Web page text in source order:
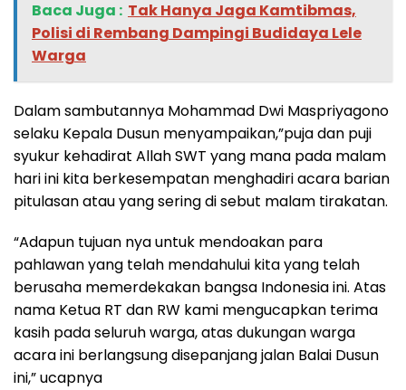
Baca Juga : Tak Hanya Jaga Kamtibmas,
Polisi di Rembang Dampingi Budidaya Lele
Warga
Dalam sambutannya Mohammad Dwi Maspriyagono
selaku Kepala Dusun menyampaikan,”puja dan puji
syukur kehadirat Allah SWT yang mana pada malam
hari ini kita berkesempatan menghadiri acara barian
pitulasan atau yang sering di sebut malam tirakatan.
“Adapun tujuan nya untuk mendoakan para
pahlawan yang telah mendahului kita yang telah
berusaha memerdekakan bangsa Indonesia ini. Atas
nama Ketua RT dan RW kami mengucapkan terima
kasih pada seluruh warga, atas dukungan warga
acara ini berlangsung disepanjang jalan Balai Dusun
ini,” ucapnya